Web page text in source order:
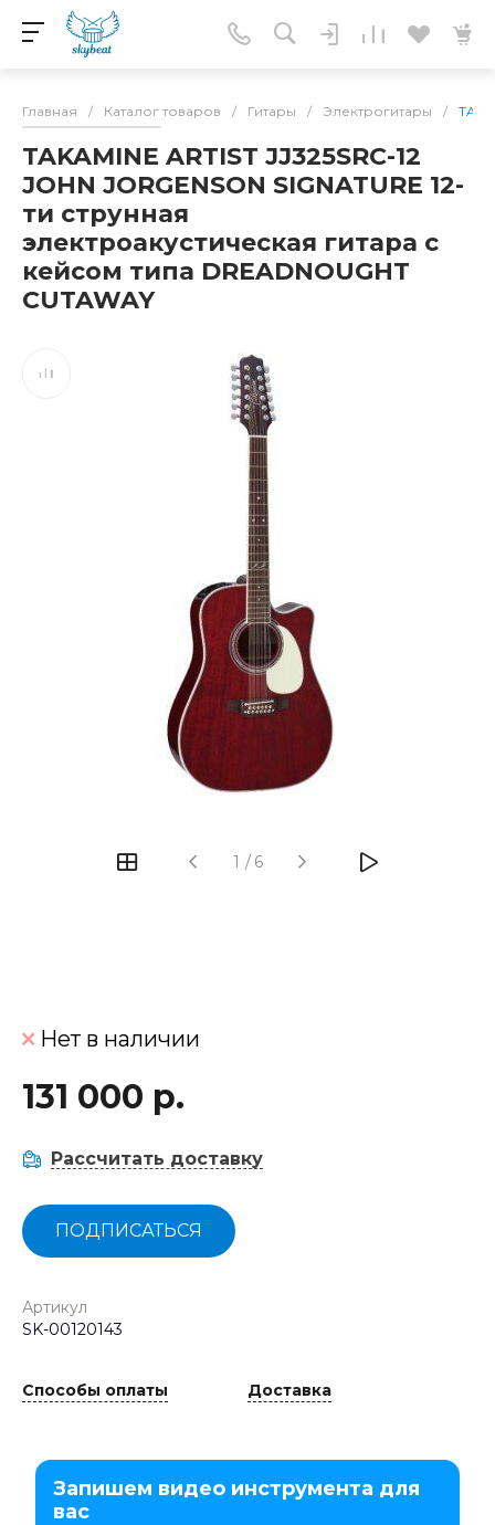
Главная / Каталог товаров / Гитары / Электрогитары /
TAKAMINE ARTIST JJ325SRC-12
JOHN JORGENSON SIGNATURE 12-
ти струнная
электроакустическая гитара с
кейсом типа DREADNOUGHT
CUTAWAY
1 / 6
Нет в наличии
131 000 р.
Рассчитать доставку
ПОДПИСАТЬСЯ
Артикул
SK-00120143
Способы оплаты Доставка
Запишем видео инструмента для
вас